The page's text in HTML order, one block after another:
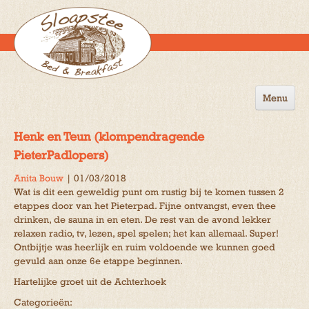
Menu
Activiteiten
Gastenboek
Henk en Teun (klompendragende
PieterPadlopers)
Anita Bouw | 01/03/2018
Wat is dit een geweldig punt om rustig bij te komen tussen 2
etappes door van het Pieterpad. Fijne ontvangst, even thee
drinken, de sauna in en eten. De rest van de avond lekker
relaxen radio, tv, lezen, spel spelen; het kan allemaal. Super!
Ontbijtje was heerlijk en ruim voldoende we kunnen goed
gevuld aan onze 6e etappe beginnen.
Hartelijke groet uit de Achterhoek
Categorieën: